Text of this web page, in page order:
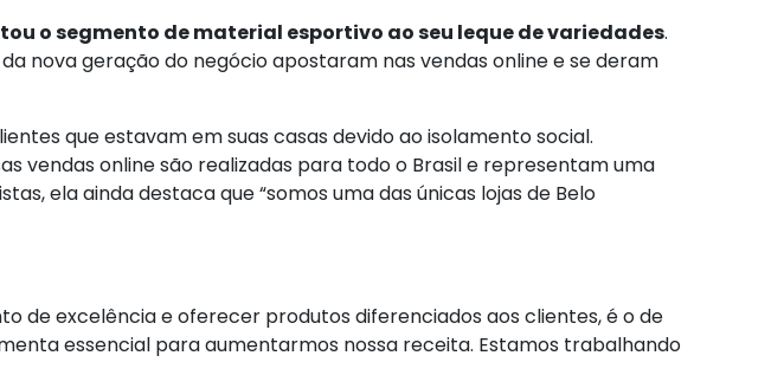
o segmento de material esportivo ao seu leque de variedades.
nova geração do negócio apostaram nas vendas online e se deram
que estavam em suas casas devido ao isolamento social.
vendas online são realizadas para todo o Brasil e representam uma
ela ainda destaca que “somos uma das únicas lojas de Belo
de excelência e oferecer produtos diferenciados aos clientes, é o de
essencial para aumentarmos nossa receita. Estamos trabalhando